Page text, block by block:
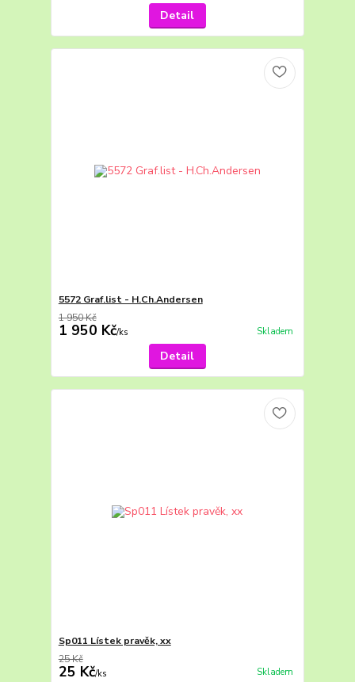
Detail
5572 Graf.list - H.Ch.Andersen
1 950 Kč
1 950 Kč/ks Skladem
Detail
Sp011 Lístek pravěk, xx
25 Kč
25 Kč/ks Skladem